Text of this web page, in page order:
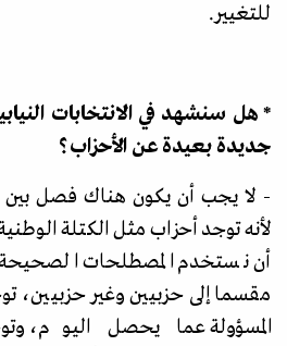
للتغيير.
* هل سنشهد في الانتخابات
جديدة بعيدة عن الأحزاب؟
- لا يجب أن يكون هناك فصل بين
لأنه توجد أحزاب مثل الكتلة
أن نستخدم المصطلحات
مقسما إلى حزبيين وغير حزبيين،
المسؤولة عما يحصل اليوم،